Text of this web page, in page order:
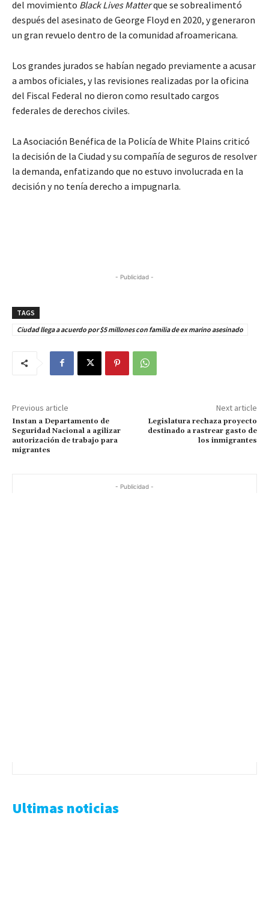
del movimiento Black Lives Matterque se sobrealimentó
después del asesinato de George Floyd en 2020, y generaron
un gran revuelo dentro de la comunidad afroamericana.
Los grandes jurados se habían negado previamente a acusar
a ambos oficiales, y las revisiones realizadas por la oficina
del Fiscal Federal no dieron como resultado cargos
federales de derechos civiles.
La Asociación Benéfica de la Policía de White Plains criticó
la decisión de la Ciudad y su compañía de seguros de resolver
la demanda, enfatizando que no estuvo involucrada en la
decisión y no tenía derecho a impugnarla.
- Publicidad -
TAGS
Ciudad llega a acuerdo por $5 millones con familia de ex marino asesinado
Previous article
Instan a Departamento de
Seguridad Nacional a agilizar
autorización de trabajo para
migrantes
Next article
Legislatura rechaza proyecto
destinado a rastrear gasto de
los inmigrantes
- Publicidad -
Ultimas noticias